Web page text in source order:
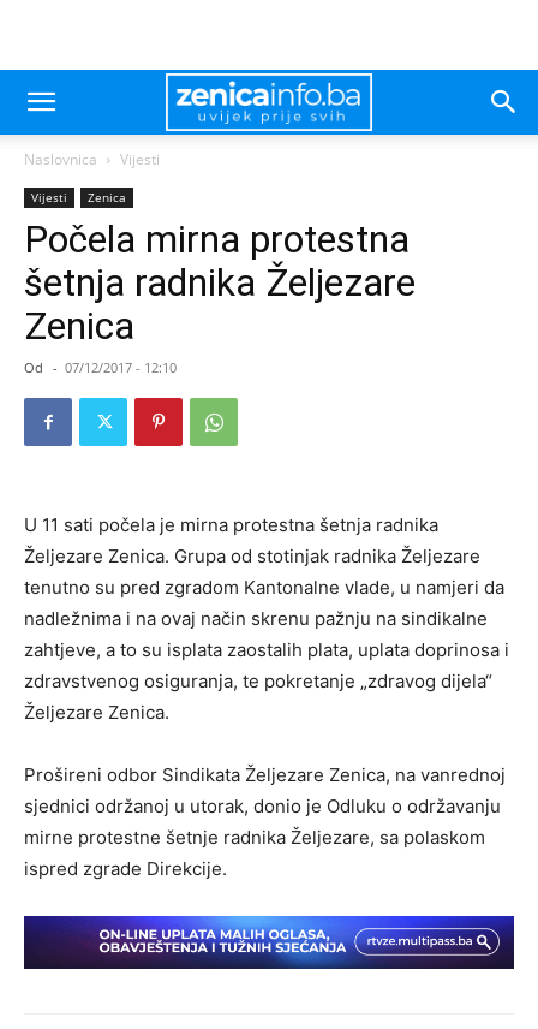
Naslovnica Vijesti
Vijesti Zenica
Počela mirna protestna
šetnja radnika Željezare
Zenica
Od - 07/12/2017 - 12:10
U 11 sati počela je mirna protestna šetnja radnika
Željezare Zenica. Grupa od stotinjak radnika Željezare
tenutno su pred zgradom Kantonalne vlade, u namjeri da
nadležnima i na ovaj način skrenu pažnju na sindikalne
zahtjeve, a to su isplata zaostalih plata, uplata doprinosa i
zdravstvenog osiguranja, te pokretanje „zdravog dijela“
Željezare Zenica.
Prošireni odbor Sindikata Željezare Zenica, na vanrednoj
sjednici održanoj u utorak, donio je Odluku o održavanju
mirne protestne šetnje radnika Željezare, sa polaskom
ispred zgrade Direkcije.